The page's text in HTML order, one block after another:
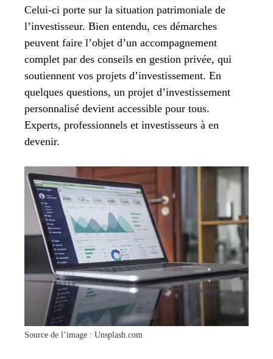
Celui-ci porte sur la situation patrimoniale de
l’investisseur. Bien entendu, ces démarches
peuvent faire l’objet d’un accompagnement
complet par des conseils en gestion privée, qui
soutiennent vos projets d’investissement. En
quelques questions, un projet d’investissement
personnalisé devient accessible pour tous.
Experts, professionnels et investisseurs à en
devenir.
Source de l’image : Unsplash.com